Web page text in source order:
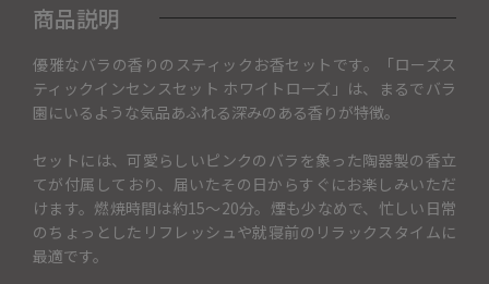
商品説明
優雅なバラの香りのスティックお香セットです。「ローズス
ティックインセンスセット ホワイトローズ」は、まるでバラ
園にいるような気品あふれる深みのある香りが特徴。
セットには、可愛らしいピンクのバラを象った陶器製の香立
てが付属しており、届いたその日からすぐにお楽しみいただ
けます。燃焼時間は約15～20分。煙も少なめで、忙しい日常
のちょっとしたリフレッシュや就寝前のリラックスタイムに
最適です。